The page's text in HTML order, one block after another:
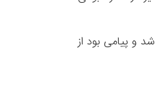
و پیامی بود از